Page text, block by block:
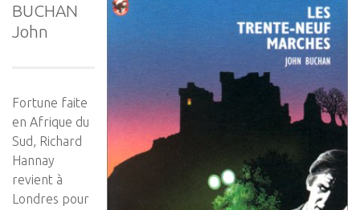
BUCHAN
John
Fortune faite
en Afrique du
Sud, Richard
Hannay
revient à
Londres pour